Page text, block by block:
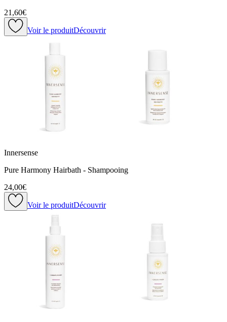
21,60€
Voir le produitDécouvrir
Innersense
Pure Harmony Hairbath - Shampooing
24,00€
Voir le produitDécouvrir